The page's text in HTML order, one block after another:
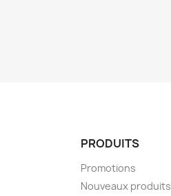
PRODUITS
Promotions
Nouveaux produits